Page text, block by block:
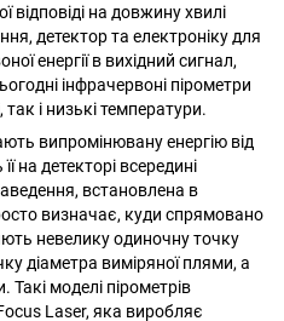
відповіді на довжину хвилі
детектор та електроніку для
енергії в вихідний сигнал,
інфрачервоні пірометри
і низькі температури.
випромінювану енергію від
на детекторі всередині
встановлена в
визначає, куди спрямовано
невелику одиночну точку
діаметра виміряної плями, а
моделі пірометрів
Laser, яка виробляє